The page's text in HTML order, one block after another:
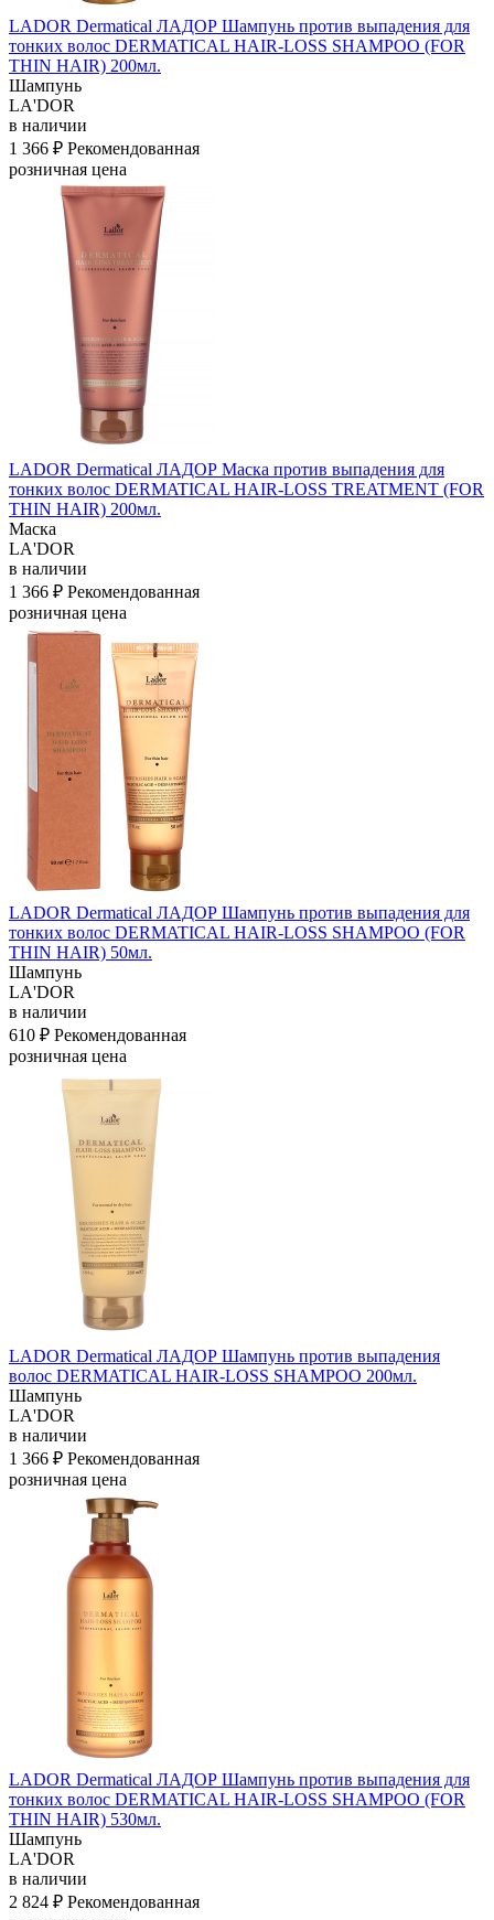
LADOR Dermatical ЛАДОР Шампунь против выпадения для
тонких волос DERMATICAL HAIR-LOSS SHAMPOO (FOR
THIN HAIR) 200мл.
Шампунь
LA'DOR
в наличии
1 366 ₽ Рекомендованная
розничная цена
LADOR Dermatical ЛАДОР Маска против выпадения для
тонких волос DERMATICAL HAIR-LOSS TREATMENT (FOR
THIN HAIR) 200мл.
Маска
LA'DOR
в наличии
1 366 ₽ Рекомендованная
розничная цена
LADOR Dermatical ЛАДОР Шампунь против выпадения для
тонких волос DERMATICAL HAIR-LOSS SHAMPOO (FOR
THIN HAIR) 50мл.
Шампунь
LA'DOR
в наличии
610 ₽ Рекомендованная
розничная цена
LADOR Dermatical ЛАДОР Шампунь против выпадения
волос DERMATICAL HAIR-LOSS SHAMPOO 200мл.
Шампунь
LA'DOR
в наличии
1 366 ₽ Рекомендованная
розничная цена
LADOR Dermatical ЛАДОР Шампунь против выпадения для
тонких волос DERMATICAL HAIR-LOSS SHAMPOO (FOR
THIN HAIR) 530мл.
Шампунь
LA'DOR
в наличии
2 824 ₽ Рекомендованная